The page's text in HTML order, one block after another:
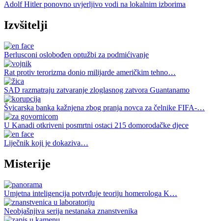
Adolf Hitler ponovno uvjerljivo vodi na lokalnim izborima
Izvšitelji
Berlusconi oslobođen optužbi za podmićivanje
Rat protiv terorizma donio milijarde američkim tehno…
SAD razmatraju zatvaranje zloglasnog zatvora Guantanamo
Švicarska banka kažnjena zbog pranja novca za čelnike FIFA-…
U Kanadi otkriveni posmrtni ostaci 215 domorodačke djece
Liječnik koji je dokaziva…
Misterije
Umjetna inteligencija potvrđuje teoriju homerologa K…
Neobjašnjiva serija nestanaka znanstvenika